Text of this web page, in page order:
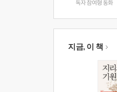
지금, 이 책